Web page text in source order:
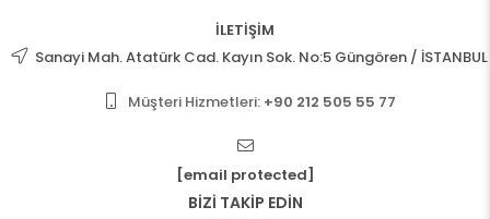
İLETİŞİM
Sanayi Mah. Atatürk Cad. Kayın Sok. No:5 Güngören / İSTANBUL
Müşteri Hizmetleri: +90 212 505 55 77
[email protected]
BİZİ TAKİP EDİN